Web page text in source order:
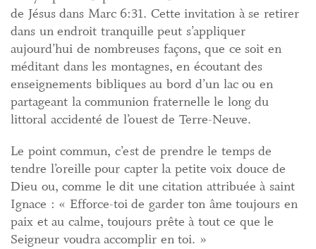
de Jésus dans Marc 6:31. Cette invitation à se retirer
dans un endroit tranquille peut s’appliquer
aujourd’hui de nombreuses façons, que ce soit en
méditant dans les montagnes, en écoutant des
enseignements bibliques au bord d’un lac ou en
partageant la communion fraternelle le long du
littoral accidenté de l’ouest de Terre-Neuve.
Le point commun, c’est de prendre le temps de
tendre l’oreille pour capter la petite voix douce de
Dieu ou, comme le dit une citation attribuée à saint
Ignace : « Efforce-toi de garder ton âme toujours en
paix et au calme, toujours prête à tout ce que le
Seigneur voudra accomplir en toi. »